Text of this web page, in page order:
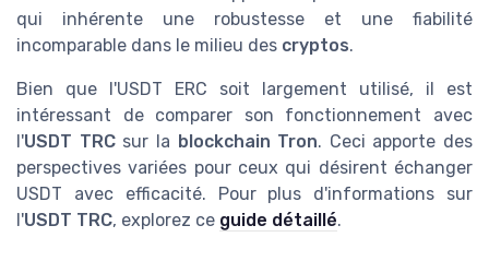
qui inhérente une robustesse et une fiabilité
incomparable dans le milieu des cryptos.
Bien que l'USDT ERC soit largement utilisé, il est
intéressant de comparer son fonctionnement avec
l'USDT TRCsur la blockchain Tron. Ceci apporte des
perspectives variées pour ceux qui désirent échanger
USDT avec efficacité. Pour plus d'informations sur
l'USDT TRC, explorez ce guide détaillé.